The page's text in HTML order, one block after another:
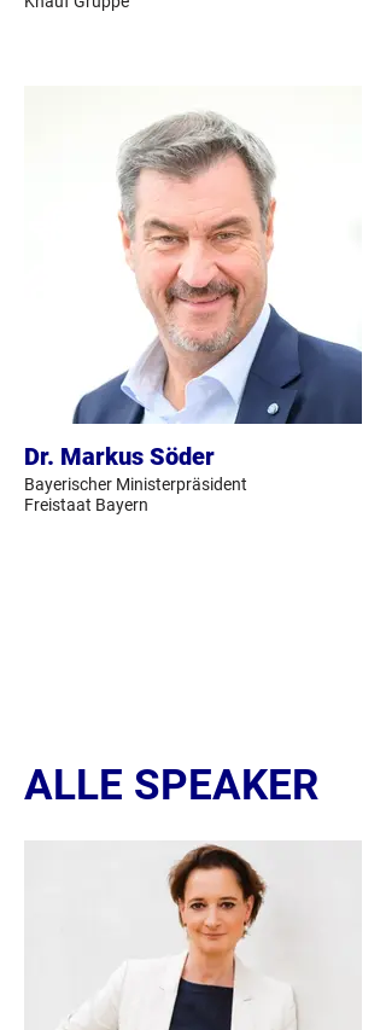
Dr. Markus Söder
Bayerischer Ministerpräsident
Freistaat Bayern
ALLE SPEAKER